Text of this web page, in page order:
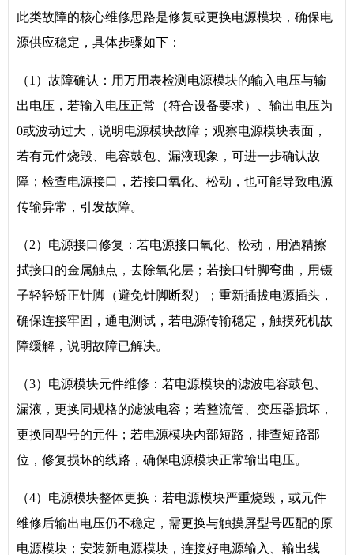
此类故障的核心维修思路是修复或更换电源模块，确保电
源供应稳定，具体步骤如下：
（1）故障确认：用万用表检测电源模块的输入电压与输
出电压，若输入电压正常（符合设备要求）、输出电压为
0或波动过大，说明电源模块故障；观察电源模块表面，
若有元件烧毁、电容鼓包、漏液现象，可进一步确认故
障；检查电源接口，若接口氧化、松动，也可能导致电源
传输异常，引发故障。
（2）电源接口修复：若电源接口氧化、松动，用酒精擦
拭接口的金属触点，去除氧化层；若接口针脚弯曲，用镊
子轻轻矫正针脚（避免针脚断裂）；重新插拔电源插头，
确保连接牢固，通电测试，若电源传输稳定，触摸死机故
障缓解，说明故障已解决。
（3）电源模块元件维修：若电源模块的滤波电容鼓包、
漏液，更换同规格的滤波电容；若整流管、变压器损坏，
更换同型号的元件；若电源模块内部短路，排查短路部
位，修复损坏的线路，确保电源模块正常输出电压。
（4）电源模块整体更换：若电源模块严重烧毁，或元件
维修后输出电压仍不稳定，需更换与触摸屏型号匹配的原
电源模块；安装新电源模块，连接好电源输入、输出线